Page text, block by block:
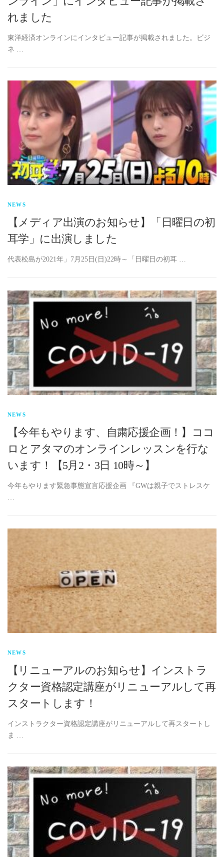
れました
東洋経済オンラインにインタビュー記事が掲載されました。ビジ
ネ …
NEWS
【メディア出演のお知らせ】「日曜日の初
耳学」に出演しました
代表松島が2021年」7月25日(日)22時～「日曜日の初耳 …
NEWS
【今年もやります、自粛応援企画！】ココ
ロとアタマのオンラインレッスンを行な
います！【5月2・3日 10時～】
今年もやります緊急事態宣言応援企画 『GWは親子でストレスケ
…
NEWS
【リニューアルのお知らせ】インストラ
クター資格認定講座がリニューアルして再
スタートします！
インストラクター資格認定講座がリニューアルして再スタートし
ま …